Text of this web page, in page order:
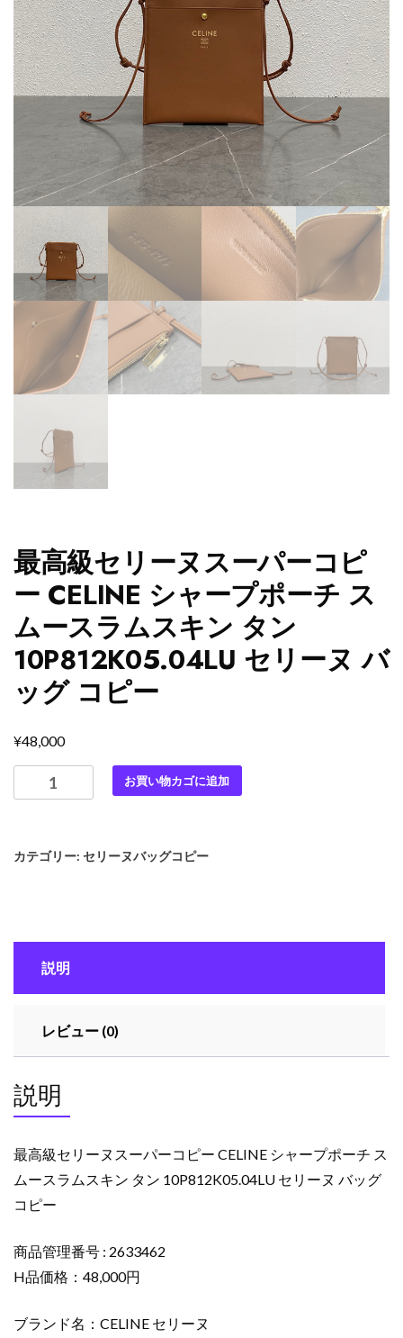
最高級セリーヌスーパーコピ
ー CELINE シャープポーチ ス
ムースラムスキン タン
10P812K05.04LU セリーヌ バ
ッグ コピー
¥48,000
高
リ
ー
ー
ー
シ
ャ
プ
ポ
ー
ス
ム
ス
お買い物カゴに追加
カテゴリー: セリーヌバッグコピー
説明
レビュー (0)
説明
最高級セリーヌスーパーコピー CELINE シャープポーチ ス
ムースラムスキン タン 10P812K05.04LU セリーヌ バッグ
コピー
商品管理番号 : 2633462
H品価格：48,000円
ブランド名：CELINE セリーヌ